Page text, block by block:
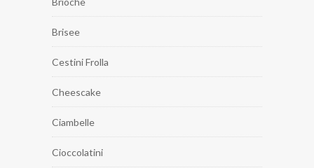
Brisee
Cestini Frolla
Cheescake
Ciambelle
Cioccolatini